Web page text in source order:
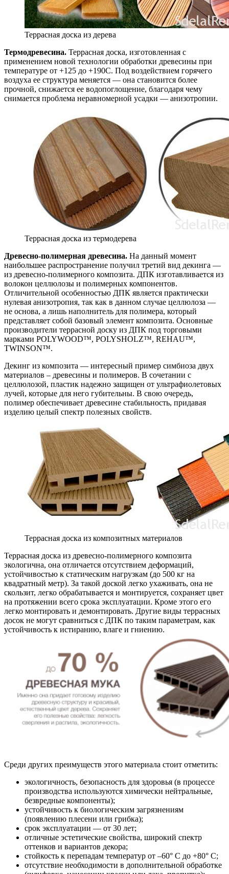
Террасная доска из дерева
Термодревесина. Террасная доска, изготовленная с
применением новой технологии обработки древесины при
температуре от +125 до +190С. Под воздействием горячего
воздуха ее структура меняется — она становится более
прочной, снижается ее водопоглощение, благодаря чему
снимается проблема неравномерной усадки — анизотропии.
Террасная доска из термодерева
Древесно-полимерная древесина. На данный момент
наибольшее распространение получил третий вид декинга —
из древесно-полимерного композита. ДПК изготавливается из
волокон целлюлозы и полимерных компонентов.
Отличительной особенностью ДПК является практически
нулевая анизотропия, так как в данном случае целлюлоза —
не основа, а лишь наполнитель для полимера, который
представляет собой базовый элемент композита. Основные
производители террасной доску из ДПК под торговыми
марками POLYWOOD™, POLYSHOLZ™, REHAU™,
TWINSON™.
Декинг из композита — интересный пример симбиоза двух
материалов – древесины и полимеров. В сочетании с
целлюлозой, пластик надежно защищен от ультрафиолетовых
лучей, которые для него губительны. В свою очередь,
полимер обеспечивает древесине стабильность, придавая
изделию целый спектр полезных свойств.
Террасная доска из композитных материалов
Террасная доска из древесно-полимерного композита
экологична, она отличается отсутствием деформаций,
устойчивостью к статическим нагрузкам (до 500 кг на
квадратный метр). За такой доской легко ухаживать, она не
скользит, легко обрабатывается и монтируется, сохраняет цвет
на протяжении всего срока эксплуатации. Кроме этого его
легко монтировать и демонтировать. Другие виды террасных
досок не могут сравниться с ДПК по таким параметрам, как
устойчивость к истиранию, влаге и гниению.
Среди других преимуществ этого материала стоит отметить:
экологичность, безопасность для здоровья (в процессе
производства используются химически нейтральные,
безвредные компоненты);
устойчивость к биологическим загрязнениям
(появлению плесени или грибка);
срок эксплуатации — от 30 лет;
отличные эстетические свойства, широкий спектр
оттенков и вариантов декора;
стойкость к перепадам температур от –60° С до +80° С;
отсутствие необходимости в дополнительной обработке